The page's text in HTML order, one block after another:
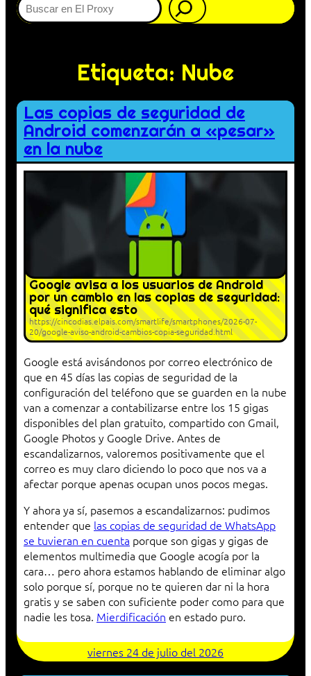
Etiqueta: Nube
Las copias de seguridad de
Android comenzarán a «pesar»
en la nube
Google avisa a los usuarios de Android
por un cambio en las copias de seguridad:
qué significa esto
https://cincodias.elpais.com/smartlife/smartphones/2026-07-
20/google-aviso-android-cambios-copia-seguridad.html
Google está avisándonos por correo electrónico de
que en 45 días las copias de seguridad de la
configuración del teléfono que se guarden en la nube
van a comenzar a contabilizarse entre los 15 gigas
disponibles del plan gratuito, compartido con Gmail,
Google Photos y Google Drive. Antes de
escandalizarnos, valoremos positivamente que el
correo es muy claro diciendo lo poco que nos va a
afectar porque apenas ocupan unos pocos megas.
Y ahora ya sí, pasemos a escandalizarnos: pudimos
entender que las copias de seguridad de WhatsApp
se tuvieran en cuenta porque son gigas y gigas de
elementos multimedia que Google acogía por la
cara… pero ahora estamos hablando de eliminar algo
solo porque sí, porque no te quieren dar ni la hora
gratis y se saben con suficiente poder como para que
nadie les tosa. Mierdificación en estado puro.
viernes 24 de julio del 2026